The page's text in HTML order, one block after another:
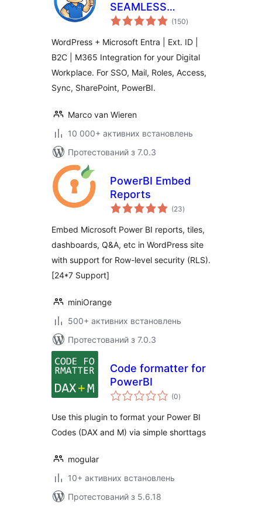
SEAMLESS
WORDPRESS +
INTEGRATION
(WPO365 | LOGIN)
(150загальний
рейтинг
)
WordPress + Microsoft Entra | Ext. ID |
B2C | M365 Integration for your Digital
Workplace. For SSO, Mail, Roles, Access,
Sync, SharePoint, PowerBI.
Marco van Wieren
10 000+ активних встановлень
Протестований з 7.0.3
PowerBI Embed
Reports
(23загальний
рейтинг
)
Embed Microsoft Power BI reports, tiles,
dashboards, Q&A, etc in WordPress site
with support for Row-level security (RLS).
[24*7 Support]
miniOrange
500+ активних встановлень
Протестований з 7.0.3
Code formatter for
PowerBI
(0загальний
рейтинг
)
Use this plugin to format your Power BI
Codes (DAX and M) via simple shorttags
mogular
10+ активних встановлень
Протестований з 5.6.18